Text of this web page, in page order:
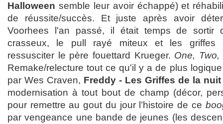
Halloween semble leur avoir échappé) et
de réussite/succès. Et juste après avoir
Voorhees l'an passé, il était temps de sortir
crasseux, le pull rayé miteux et les griffes
ressusciter le père fouettard Krueger. One,
Remake/relecture tout ce qu'il y a de plus
par Wes Craven, Freddy - Les Griffes de la nuit
modernisation à tout bout de champ (décor,
pour remettre au gout du jour l’histoire de ce
par vengeance une bande de jeunes (les